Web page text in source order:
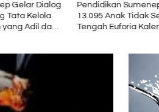
Pendidikan Sumenep: Ironi
13.095 Anak Tidak Sekolah di
Tengah Euforia Kalender of